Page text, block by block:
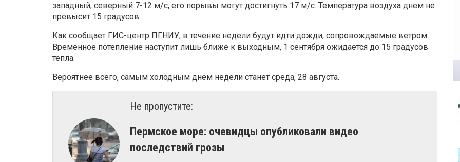
западный, северный 7-12 м/с, его порывы могут достигнуть 17 м/с. Температура воздуха днем не
превысит 15 градусов.
Как сообщает ГИС-центр ПГНИУ, в течение недели будут идти дожди, сопровождаемые ветром.
Временное потепление наступит лишь ближе к выходным, 1 сентября ожидается до 15 градусов
тепла.
Вероятнее всего, самым холодным днем недели станет среда, 28 августа.
Не пропустите:
Пермское море: очевидцы опубликовали видео
последствий грозы